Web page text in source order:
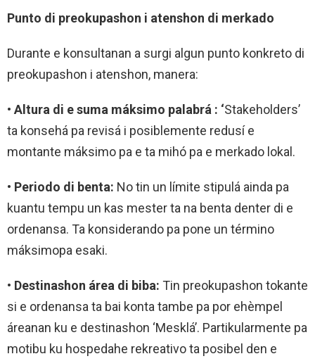
Punto di preokupashon i atenshon di merkado
Durante e konsultanan a surgi algun punto konkreto di
preokupashon i atenshon, manera:
• Altura di e suma máksimo palabrá : ‘Stakeholders’
ta konsehá pa revisá i posiblemente redusí e
montante máksimo pa e ta mihó pa e merkado lokal.
• Periodo di benta: No tin un límite stipulá ainda pa
kuantu tempu un kas mester ta na benta denter di e
ordenansa. Ta konsiderando pa pone un término
máksimopa esaki.
• Destinashon área di biba: Tin preokupashon tokante
si e ordenansa ta bai konta tambe pa por ehèmpel
áreanan ku e destinashon ‘Mesklá’. Partikularmente pa
motibu ku hospedahe rekreativo ta posibel den e